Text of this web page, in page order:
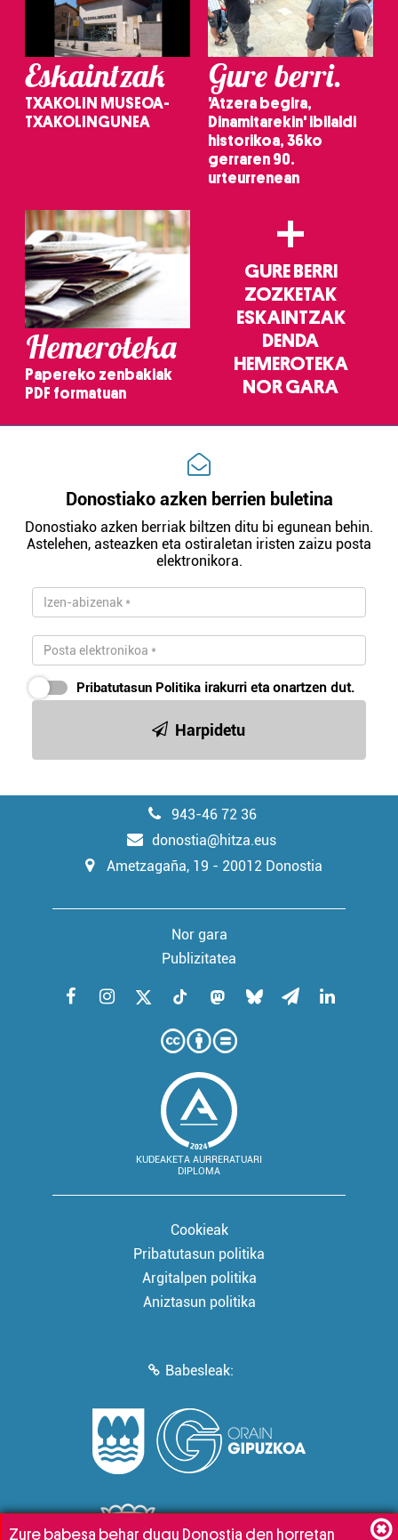
Eskaintzak
TXAKOLIN MUSEOA-
TXAKOLINGUNEA
Gure berri.
'Atzera begira,
Dinamitarekin' ibilaldi
historikoa, 36ko
gerraren 90.
urteurrenean
Hemeroteka
Papereko zenbakiak
PDF formatuan
+
GURE BERRI
ZOZKETAK
ESKAINTZAK
DENDA
HEMEROTEKA
NOR GARA
Donostiako azken berrien buletina
Donostiako azken berriak biltzen ditu bi egunean behin.
Astelehen, asteazken eta ostiraletan iristen zaizu posta
elektronikora.
Pribatutasun Politika irakurri eta onartzen dut.
Harpidetu
943-46 72 36
donostia@hitza.eus
Ametzagaña, 19 - 20012 Donostia
Nor gara
Publizitatea
KUDEAKETA AURRERATUARI
DIPLOMA
Cookieak
Pribatutasun politika
Argitalpen politika
Aniztasun politika
Babesleak:
Zure babesa behar dugu Donostia den horretan